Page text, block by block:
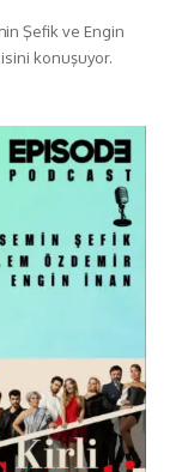
Şefik ve Engin
konuşuyor.